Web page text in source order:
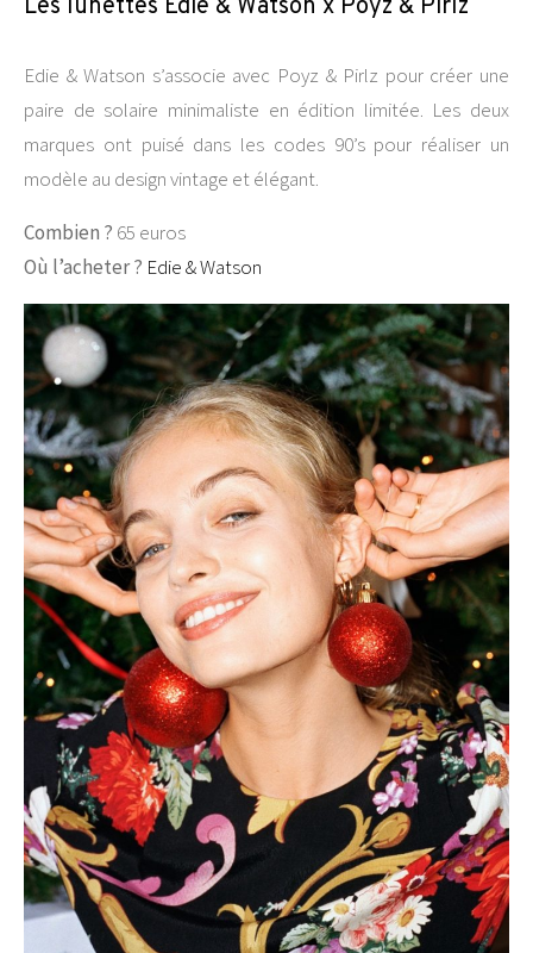
Les lunettes Edie & Watson x Poyz & Pirlz
Edie & Watson s’associe avec Poyz & Pirlz pour créer une
paire de solaire minimaliste en édition limitée. Les deux
marques ont puisé dans les codes 90’s pour réaliser un
modèle au design vintage et élégant.
Combien ? 65 euros
Où l’acheter ? Edie & Watson